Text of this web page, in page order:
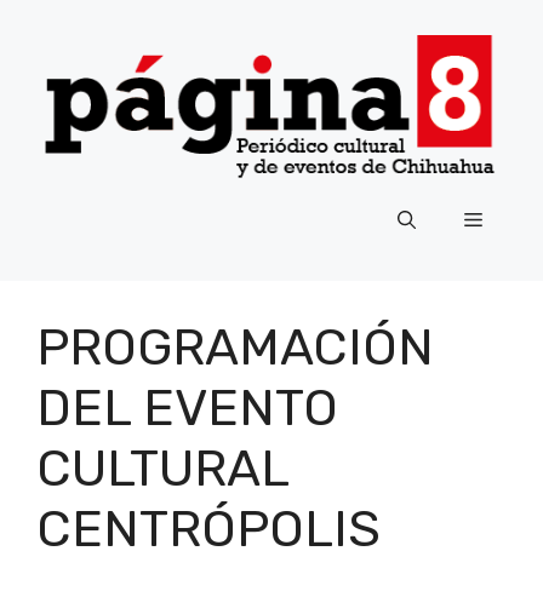
contenido
Menú
PROGRAMACIÓN
DEL EVENTO
CULTURAL
CENTRÓPOLIS